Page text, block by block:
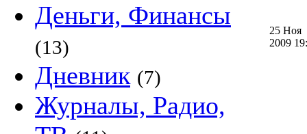
Деньги, Финансы
(13)
Дневник (7)
Журналы, Радио,
25 Ноя
2009